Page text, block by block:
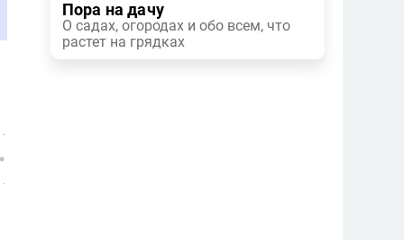
Пора на дачу
О садах, огородах и обо всем, что
растет на грядках